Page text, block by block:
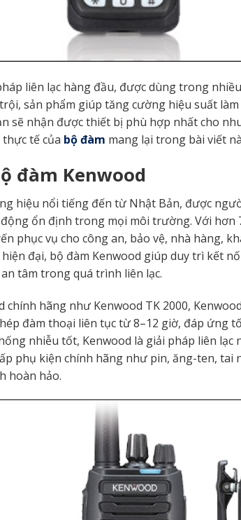
liên lạc hàng đầu, được dùng trong
sản phẩm giúp tăng cường hiệu suất
sẽ nhận được thiết bị phù hợp nhất cho
tế của bộ đàm mang lại trong bài viết
đàm Kenwood
hiệu nổi tiếng đến từ Nhật Bản, được
ổn định trong mọi môi trường. Với
phục vụ cho công an, bảo vệ, nhà hàng,
hiện đại, bộ đàm Kenwood giúp duy trì kết
tâm trong quá trình liên lạc.
chính hãng như Kenwood TK 2000,
đàm thoại liên tục từ 8–12 giờ, đáp ứng
nhiễu tốt, Kenwood là giải pháp liên lạc
phụ kiện chính hãng như pin, ăng-ten,
hoàn hảo.